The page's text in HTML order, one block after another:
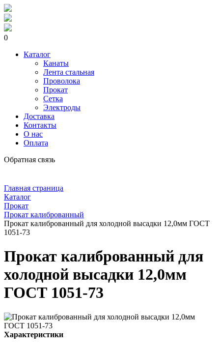
0
Каталог
Канаты
Лента стальная
Проволока
Прокат
Сетка
Электроды
Доставка
Контакты
О нас
Оплата
Обратная связь
Главная страница
Каталог
Прокат
Прокат калиброванный
Прокат калиброванный для холодной высадки 12,0мм ГОСТ
1051-73
Прокат калиброванный для
холодной высадки 12,0мм
ГОСТ 1051-73
Характеристики